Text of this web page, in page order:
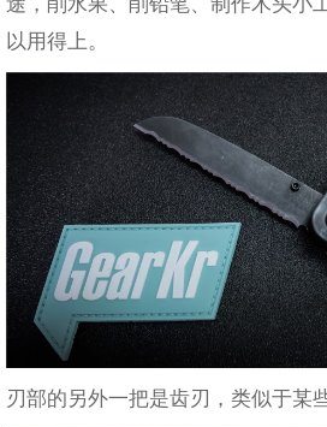
以用得上。
刃部的另外一把是齿刃，类似于某